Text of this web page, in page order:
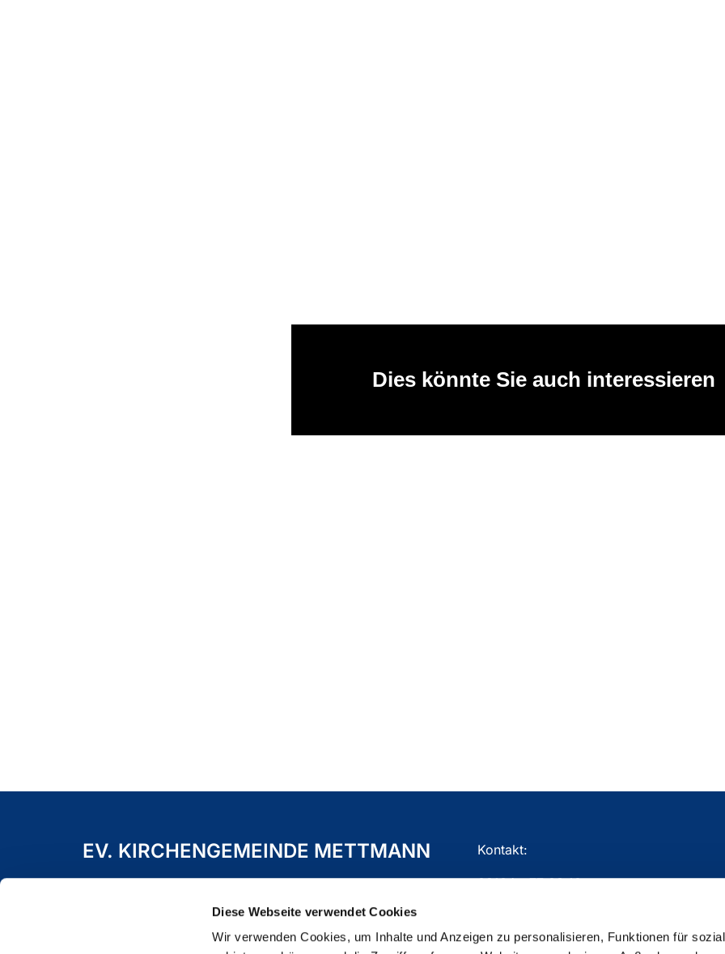
Diese Webseite verwendet Cookies
Wir verwenden Cookies, um Inhalte und Anzeigen zu personalisieren, Funktionen für
Dies könnte Sie auch interessieren
EV. KIRCHENGEMEINDE METTMANN Kontakt:
02104 - 77 03 10